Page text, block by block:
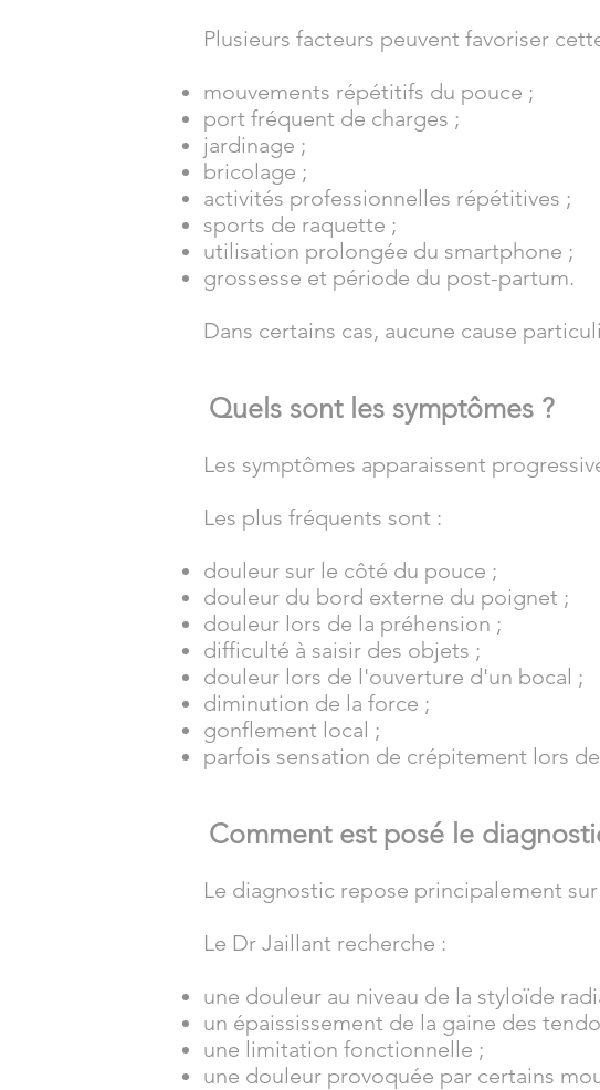
Plusieurs facteurs peuvent favoriser
mouvements répétitifs du pouce ;
port fréquent de charges ;
jardinage ;
bricolage ;
activités professionnelles répétitives ;
sports de raquette ;
utilisation prolongée du smartphone ;
grossesse et période du post-partum.
Dans certains cas, aucune cause
Quels sont les symptômes ?
Les symptômes apparaissent
Les plus fréquents sont :
douleur sur le côté du pouce ;
douleur du bord externe du poignet ;
douleur lors de la préhension ;
difficulté à saisir des objets ;
douleur lors de l'ouverture d'un bocal ;
diminution de la force ;
gonflement local ;
parfois sensation de crépitement lors
Comment est posé le
Le diagnostic repose principalement
Le Dr Jaillant recherche :
une douleur au niveau de la styloïde
un épaississement de la gaine des
une limitation fonctionnelle ;
une douleur provoquée par certains